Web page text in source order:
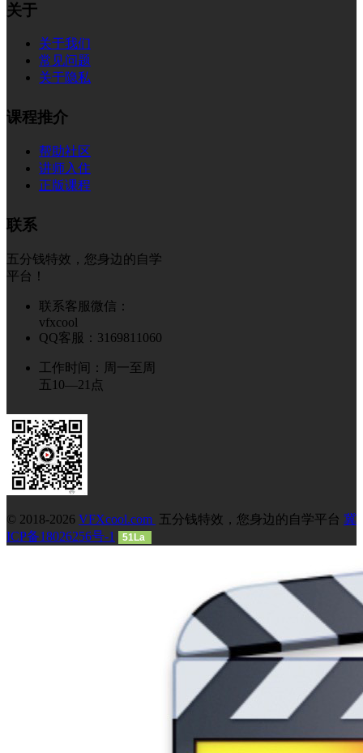
关于
关于我们
常见问题
关于隐私
课程推介
帮助社区
讲师入住
正版课程
联系
五分钱特效，您身边的自学
平台！
联系客服微信：
vfxcool
QQ客服：3169811060
工作时间：周一至周
五10—21点
© 2018-2026 VFXcool.com 五分钱特效，您身边的自学平台 冀
ICP备18026256号-1
51La